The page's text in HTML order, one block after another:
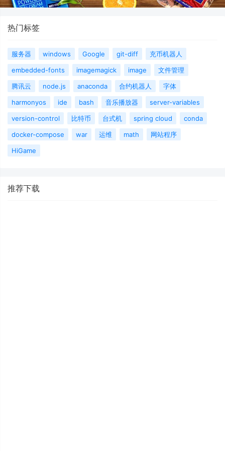
热门标签
服务器 windows Google git-diff
充币机器人
embedded-fonts
imagemagick image
文件管理
腾讯云
node.js anaconda 合约机器人
字体
harmonyos
ide bash 音乐播放器
server-variables
version-control
比特币 台式机 spring cloud
conda
docker-compose
war 运维 math
网站程序
HiGame
推荐下载